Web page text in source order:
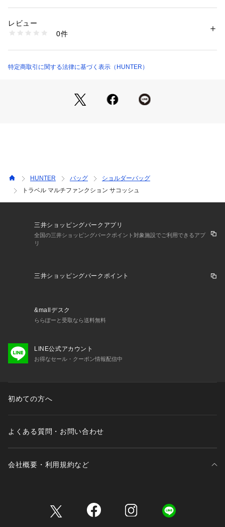
分に取り付け、上部を外側に折り返す
3【HUNTERのシリコンロゴサコッシュ】ストラップを本体中
ます
のバッグシリーズです！
こちらは夏の雰囲気に合う、明るいシーズンカラーです。
素材：本体：100% リサイクルナイロン ライニング：100% リサイクルポ
生産国：ベトナム
2970000001361
レビュー
0件
特定商取引に関する法律に基づく表示（HUNTER）
HUNTER バッグ
ショルダーバッグ
トラベル マルチファンクション サコッシュ
三井ショッピングパークアプリ
全国の三井ショッピングパークポイント対象施設でご利用できるアプ
リ
三井ショッピングパークポイント
&mallデスク
ららぽーと受取なら送料無料
LINE公式アカウント
お得なセール・クーポン情報配信中
初めての方へ
よくある質問・お問い合わせ
会社概要・利用規約など